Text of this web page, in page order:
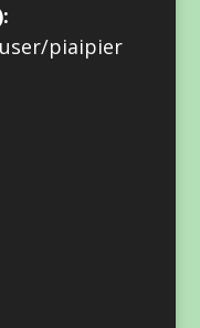
piaipier